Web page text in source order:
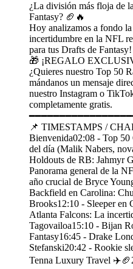
¿La división más floja de
Fantasy? 🏈🔥
Hoy analizamos a fondo
incertidumbre en la NFL
para tus Drafts de Fantasy!
🎁 ¡REGALO
¿Quieres nuestro Top 50
mándanos un mensaje
nuestro Instagram o
completamente gratis.
📌 TIMESTAMPS /
Bienvenida02:08 - Top
del día (Malik Nabers,
Holdouts de RB: Jahmyr
Panorama general de la
año crucial de Bryce
Backfield en Carolina:
Brooks12:10 - Sleeper en
Atlanta Falcons: La
Tagovailoa15:10 - Bijan
Fantasy16:45 - Drake
Stefanski20:42 - Rookie
Tenna Luxury Travel